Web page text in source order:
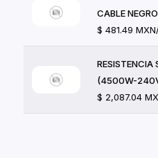
CABLE
$ 481.49
RESISTENCIA
(4500W-
$ 2,087.04